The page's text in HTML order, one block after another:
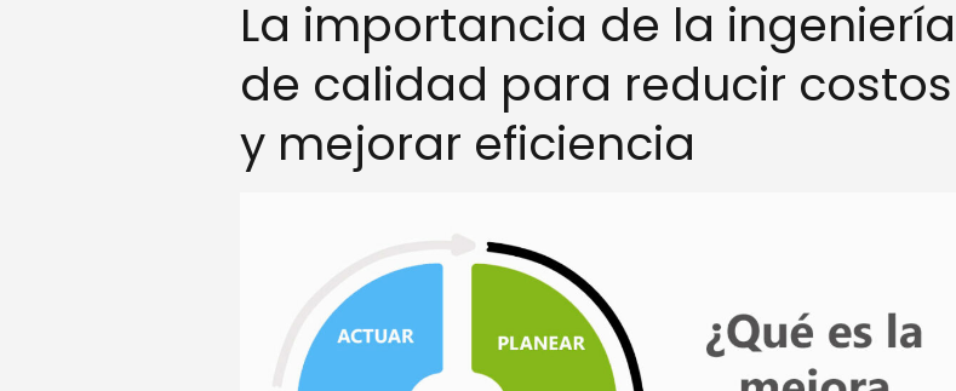
La importancia de la ingeniería
de calidad para reducir costos
y mejorar eficiencia